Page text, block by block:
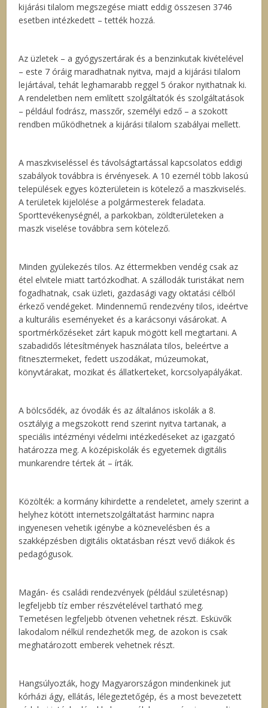
kijárási tilalom megszegése miatt eddig összesen 3746
esetben intézkedett – tették hozzá.
Az üzletek – a gyógyszertárak és a benzinkutak kivételével
– este 7 óráig maradhatnak nyitva, majd a kijárási tilalom
lejártával, tehát leghamarabb reggel 5 órakor nyithatnak ki.
A rendeletben nem említett szolgáltatók és szolgáltatások
– például fodrász, masszőr, személyi edző – a szokott
rendben működhetnek a kijárási tilalom szabályai mellett.
A maszkviseléssel és távolságtartással kapcsolatos eddigi
szabályok továbbra is érvényesek. A 10 ezernél több lakosú
települések egyes közterületein is kötelező a maszkviselés.
A területek kijelölése a polgármesterek feladata.
Sporttevékenységnél, a parkokban, zöldterületeken a
maszk viselése továbbra sem kötelező.
Minden gyülekezés tilos. Az éttermekben vendég csak az
étel elvitele miatt tartózkodhat. A szállodák turistákat nem
fogadhatnak, csak üzleti, gazdasági vagy oktatási célból
érkező vendégeket. Mindennemű rendezvény tilos, ideértve
a kulturális eseményeket és a karácsonyi vásárokat. A
sportmérkőzéseket zárt kapuk mögött kell megtartani. A
szabadidős létesítmények használata tilos, beleértve a
fitnesztermeket, fedett uszodákat, múzeumokat,
könyvtárakat, mozikat és állatkerteket, korcsolyapályákat.
A bölcsődék, az óvodák és az általános iskolák a 8.
osztályig a megszokott rend szerint nyitva tartanak, a
speciális intézményi védelmi intézkedéseket az igazgató
határozza meg. A középiskolák és egyetemek digitális
munkarendre tértek át – írták.
Közölték: a kormány kihirdette a rendeletet, amely szerint a
helyhez kötött internetszolgáltatást harminc napra
ingyenesen vehetik igénybe a köznevelésben és a
szakképzésben digitális oktatásban részt vevő diákok és
pedagógusok.
Magán- és családi rendezvények (például születésnap)
legfeljebb tíz ember részvételével tartható meg.
Temetésen legfeljebb ötvenen vehetnek részt. Esküvők
lakodalom nélkül rendezhetők meg, de azokon is csak
meghatározott emberek vehetnek részt.
Hangsúlyozták, hogy Magyarországon mindenkinek jut
kórházi ágy, ellátás, lélegeztetőgép, és a most bevezetett